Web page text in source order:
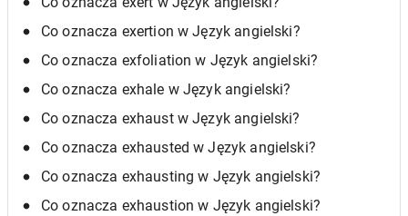
Co oznacza exertion w Język angielski?
Co oznacza exfoliation w Język angielski?
Co oznacza exhale w Język angielski?
Co oznacza exhaust w Język angielski?
Co oznacza exhausted w Język angielski?
Co oznacza exhausting w Język angielski?
Co oznacza exhaustion w Język angielski?